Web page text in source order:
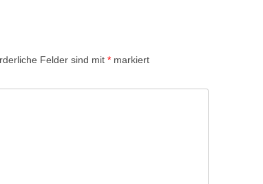
Felder sind mit * markiert